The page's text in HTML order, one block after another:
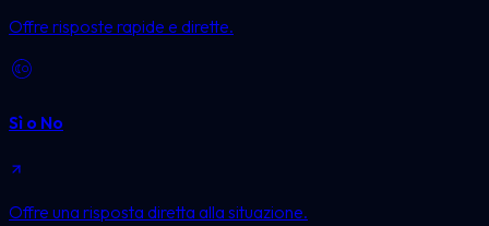
Offre risposte rapide e dirette.
Sì o No
Offre una risposta diretta alla situazione.